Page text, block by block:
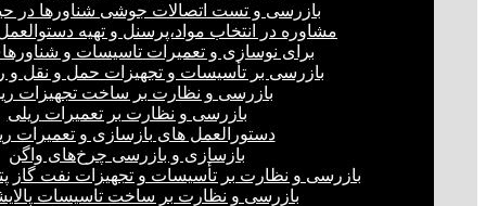
بازرسی و تست اتصالات جوشی شناورها در
مشاوره در انتخاب مواد،پرسنل و تهیه
برای نوسازی و تعمیرات تاسیسات و
بازرسی بر تأسیسات و تجهیزات حمل و نقل و
بازرسی و نظارت بر ساخت تجهیزات
بازرسی و نظارت بر تعمیرات ریلی
دستورالعمل های بازسازی و تعمیرات
بازسازی و بازرسی چرخ‌های واگن
بازرسی و نظارت بر تأسیسات و تجهیزات نفت گاز
بازرسی و نظارت بر ساخت تاسیسات